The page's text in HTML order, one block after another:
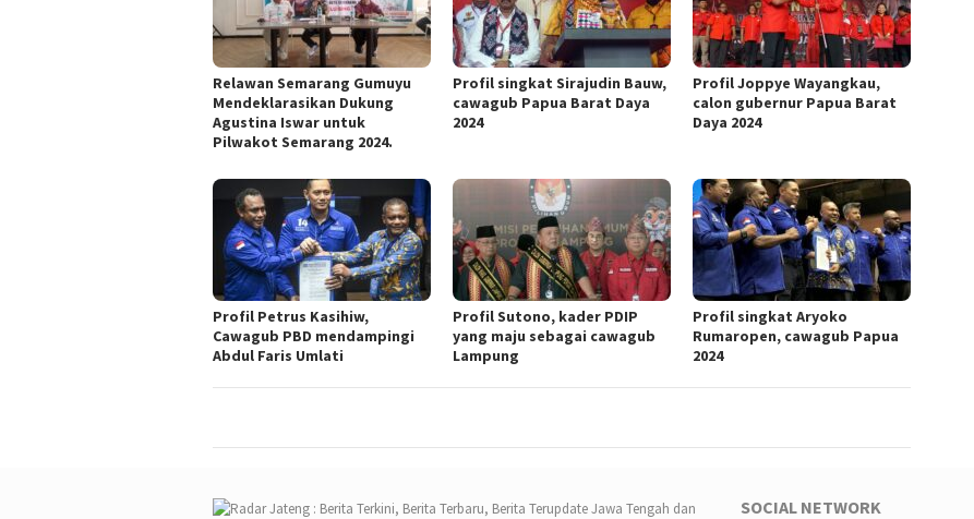
Relawan Semarang Gumuyu
Mendeklarasikan Dukung
Agustina Iswar untuk
Pilwakot Semarang 2024.
Profil singkat Sirajudin Bauw,
cawagub Papua Barat Daya
2024
Profil Joppye Wayangkau,
calon gubernur Papua Barat
Daya 2024
Profil Petrus Kasihiw,
Cawagub PBD mendampingi
Abdul Faris Umlati
Profil Sutono, kader PDIP
yang maju sebagai cawagub
Lampung
Profil singkat Aryoko
Rumaropen, cawagub Papua
2024
SOCIAL NETWORK